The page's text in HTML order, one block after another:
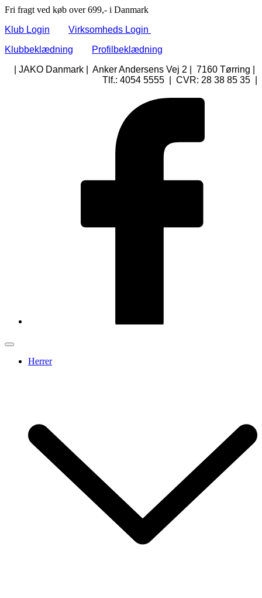
Fri fragt ved køb over 699,- i Danmark
Klub Login
Virksomheds Login
Klubbeklædning
Profilbeklædning
| JAKO Danmark | Anker Andersens Vej 2 | 7160 Tørring |
Tlf.: 4054 5555 | CVR: 28 38 85 35 |
Herrer